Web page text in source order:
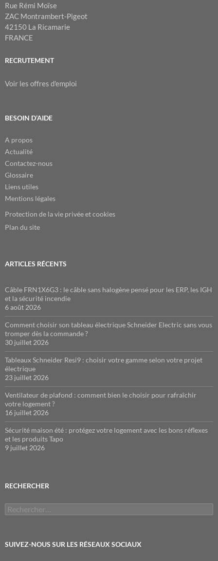
Rue Rémi Moïse
ZAC Montrambert-Pigeot
42150 La Ricamarie
FRANCE
RECRUTEMENT
Voir les offres d'emploi
BESOIN D’AIDE
A propos
Actualité
Contactez-nous
Glossaire
Liens utiles
Mentions légales
Protection de la vie privée et cookies
Plan du site
ARTICLES RÉCENTS
Câble FRN1X6G3 : le câble sans halogène pensé pour les ERP, les IGH
et la sécurité incendie
6 août 2026
Comment choisir son tableau électrique Schneider Electric sans vous
tromper dès la commande ?
30 juillet 2026
Tableaux Schneider Resi9 : choisir votre gamme selon votre projet
électrique
23 juillet 2026
Ventilateur de plafond : comment bien le choisir pour rafraîchir
votre logement ?
16 juillet 2026
Sécurité maison été : protégez votre logement avec les bons réflexes
et les produits Tapo
9 juillet 2026
RECHERCHER
Rechercher :
SUIVEZ-NOUS SUR LES RÉSEAUX SOCIAUX